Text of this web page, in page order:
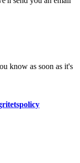
know as soon as it's